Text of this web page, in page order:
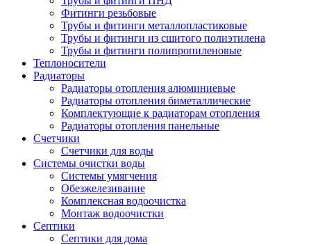
Фитинги резьбовые
Трубы и фитинги металлопластиковые
Трубы и фитинги из сшитого полиэтилена
Трубы и фитинги полипропиленовые
Теплоносители
Радиаторы
Радиаторы отопления алюминиевые
Радиаторы отопления биметаллические
Комплектующие к радиаторам отопления
Радиаторы отопления панельные
Cчетчики
Счетчики для воды
Системы очистки воды
Системы умягчения
Обезжелезивание
Комплексная водоочистка
Монтаж водоочистки
Септики
Септики для дома